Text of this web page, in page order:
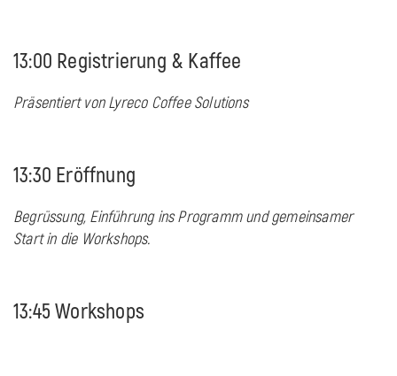
13:00 Registrierung & Kaffee
Präsentiert von Lyreco Coffee Solutions
13:30 Eröffnung
Begrüssung, Einführung ins Programm und gemeinsamer
Start in die Workshops.
13:45 Workshops